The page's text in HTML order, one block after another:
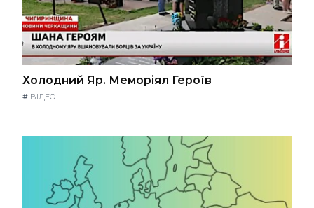
Холодний Яр. Меморіял Героїв
# ВІДЕО